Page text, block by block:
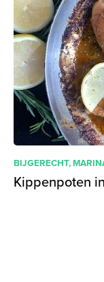
BIJGERECHT,
Kippenpoten